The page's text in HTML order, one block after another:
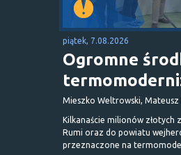
piątek, 7.08.2026
Ogromne
Mieszko Weltrowski, Mateusz
Kilkanaście milionów złotych
Rumi oraz do powiatu
przeznaczone na